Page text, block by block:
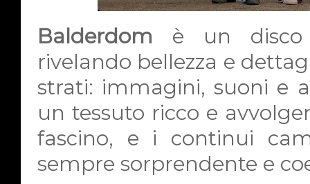
Balderdom è un disco
rivelando bellezza e
strati: immagini, suoni e
un tessuto ricco e
fascino, e i continui
sempre sorprendente e